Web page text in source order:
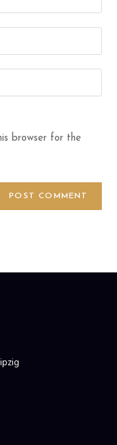
browser for the